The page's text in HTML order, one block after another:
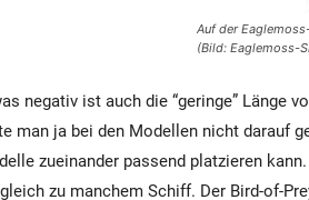
Auf der
(Bild: Eaglemoss-
negativ ist auch die “geringe” Länge
man ja bei den Modellen nicht darauf
zueinander passend platzieren
zu manchem Schiff. Der Bird-of-